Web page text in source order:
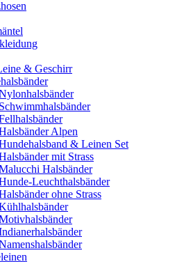
& Geschirr
Schwimmhalsbänder
Alpen
& Leinen Set
mit Strass
Halsbänder
Leuchthalsbänder
ohne Strass